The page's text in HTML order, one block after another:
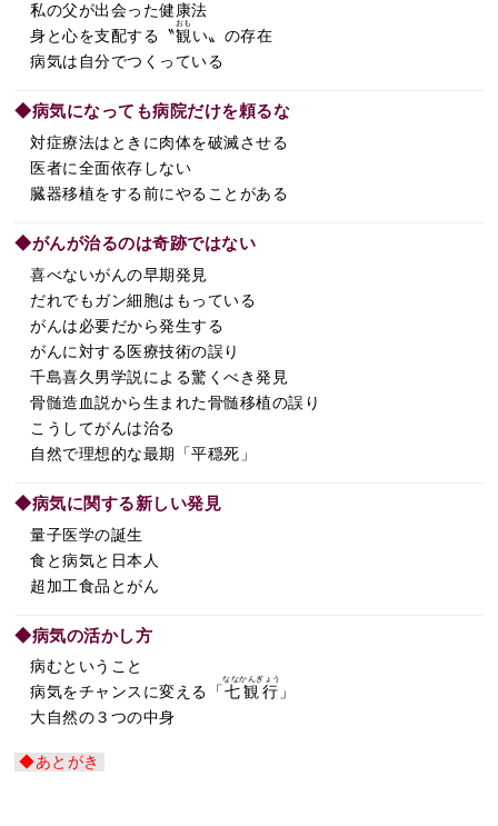
私の父が出会った健康法
身と心を支配する〝観
おも
い〟の存在
病気は自分でつくっている
◆病気になっても病院だけを頼るな
対症療法はときに肉体を破滅させる
医者に全面依存しない
臓器移植をする前にやることがある
◆がんが治るのは奇跡ではない
喜べないがんの早期発見
だれでもガン細胞はもっている
がんは必要だから発生する
がんに対する医療技術の誤り
千島喜久男学説による驚くべき発見
骨髄造血説から生まれた骨髄移植の誤り
こうしてがんは治る
自然で理想的な最期「平穏死」
◆病気に関する新しい発見
量子医学の誕生
食と病気と日本人
超加工食品とがん
◆病気の活かし方
病むということ
病気をチャンスに変える「 七観行
ななかんぎょう
」
大自然の３つの中身
◆あとがき